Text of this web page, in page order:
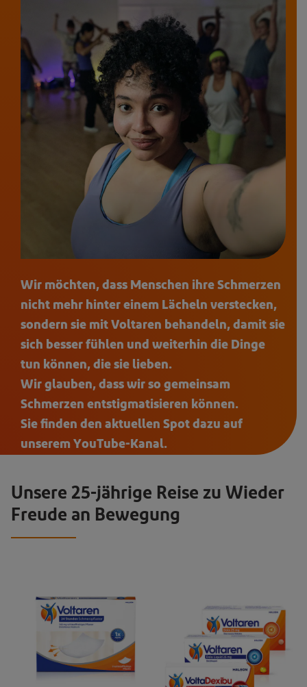
Wir möchten, dass Menschen ihre Schmerzen
nicht mehr hinter einem Lächeln verstecken,
sondern sie mit Voltaren behandeln, damit sie
sich besser fühlen und weiterhin die Dinge
tun können, die sie lieben.
Wir glauben, dass wir so gemeinsam
Schmerzen entstigmatisieren können.
Sie finden den aktuellen Spot dazu auf
unserem YouTube-Kanal.
Unsere 25-jährige Reise zu Wieder
Freude an Bewegung